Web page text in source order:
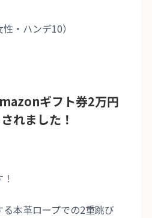
ハンデ10）
ギフト券2万円
れました！
本革ロープでの2重跳び